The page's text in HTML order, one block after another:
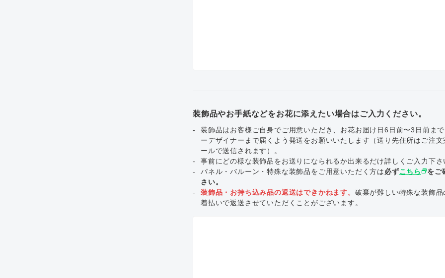
装飾品やお手紙などをお花に添えたい場合はご入力ください。
装飾品はお客様ご自身でご用意いただき、お花お届け日6日前〜3日前ま
ーデザイナーまで届くよう発送をお願いいたします（送り先住所はご注
ールで送信されます）。
事前にどの様な装飾品をお送りになられるか出来るだけ詳しくご入力下さ
パネル・バルーン・特殊な装飾品をご用意いただく方は必ずこちらselect_windowをご
さい。
装飾品・お持ち込み品の返送はできかねます。 破棄が難しい特殊な装飾
着払いで返送させていただくことがございます。